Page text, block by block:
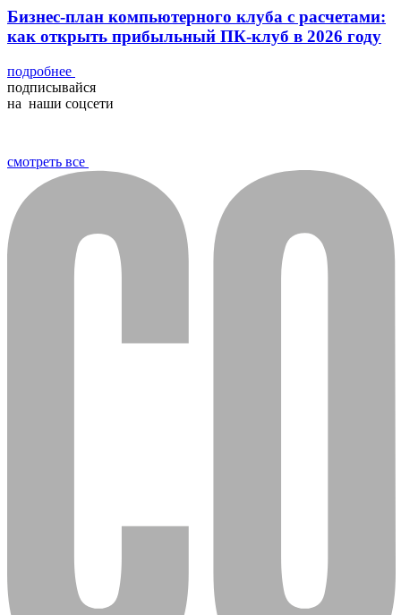
Бизнес-план компьютерного клуба с расчетами:
как открыть прибыльный ПК-клуб в 2026 году
подробнее
подписывайся
на наши соцсети
смотреть все